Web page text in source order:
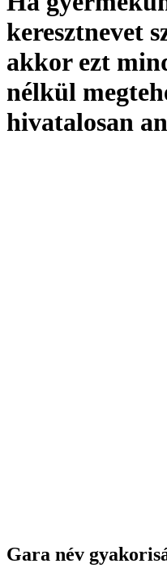
keresztnevet
akkor ezt
nélkül
hivatalosan
Gara név